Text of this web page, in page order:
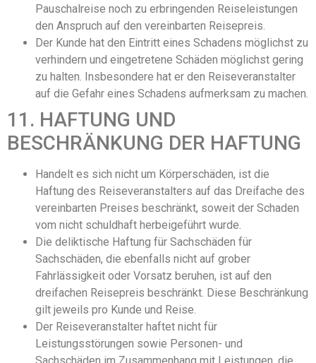
Pauschalreise noch zu erbringenden Reiseleistungen
den Anspruch auf den vereinbarten Reisepreis.
Der Kunde hat den Eintritt eines Schadens möglichst zu
verhindern und eingetretene Schäden möglichst gering
zu halten. Insbesondere hat er den Reiseveranstalter
auf die Gefahr eines Schadens aufmerksam zu machen.
11. HAFTUNG UND
BESCHRÄNKUNG DER HAFTUNG
Handelt es sich nicht um Körperschäden, ist die
Haftung des Reiseveranstalters auf das Dreifache des
vereinbarten Preises beschränkt, soweit der Schaden
vom nicht schuldhaft herbeigeführt wurde.
Die deliktische Haftung für Sachschäden für
Sachschäden, die ebenfalls nicht auf grober
Fahrlässigkeit oder Vorsatz beruhen, ist auf den
dreifachen Reisepreis beschränkt. Diese Beschränkung
gilt jeweils pro Kunde und Reise.
Der Reiseveranstalter haftet nicht für
Leistungsstörungen sowie Personen- und